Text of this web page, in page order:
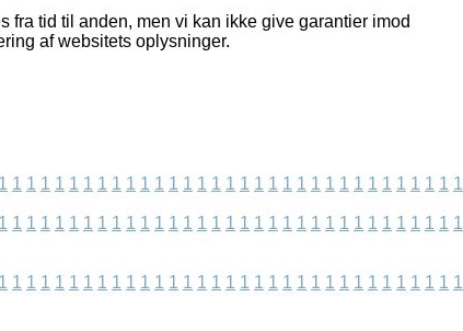
tid til anden, men vi kan ikke give garantier imod
af websitets oplysninger.
1 1 1 1 1 1 1 1 1 1 1 1 1 1 1 1 1 1 1 1 1 1 1 1 1 1 1 1 1 1 1 1 1
1 1 1 1 1 1 1 1 1 1 1 1 1 1 1 1 1 1 1 1 1 1 1 1 1 1 1 1 1 1 1 1 1
1 1 1 1 1 1 1 1 1 1 1 1 1 1 1 1 1 1 1 1 1 1 1 1 1 1 1 1 1 1 1 1 1